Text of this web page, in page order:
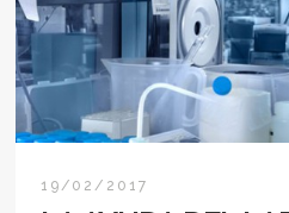
19/02/2017